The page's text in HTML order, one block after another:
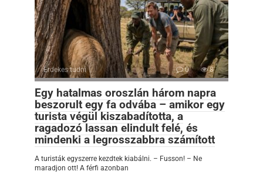
Érdekes tudni 0 8
Egy hatalmas oroszlán három napra
beszorult egy fa odvába – amikor egy
turista végül kiszabadította, a
ragadozó lassan elindult felé, és
mindenki a legrosszabbra számított
A turisták egyszerre kezdtek kiabálni. – Fusson! – Ne
maradjon ott! A férfi azonban